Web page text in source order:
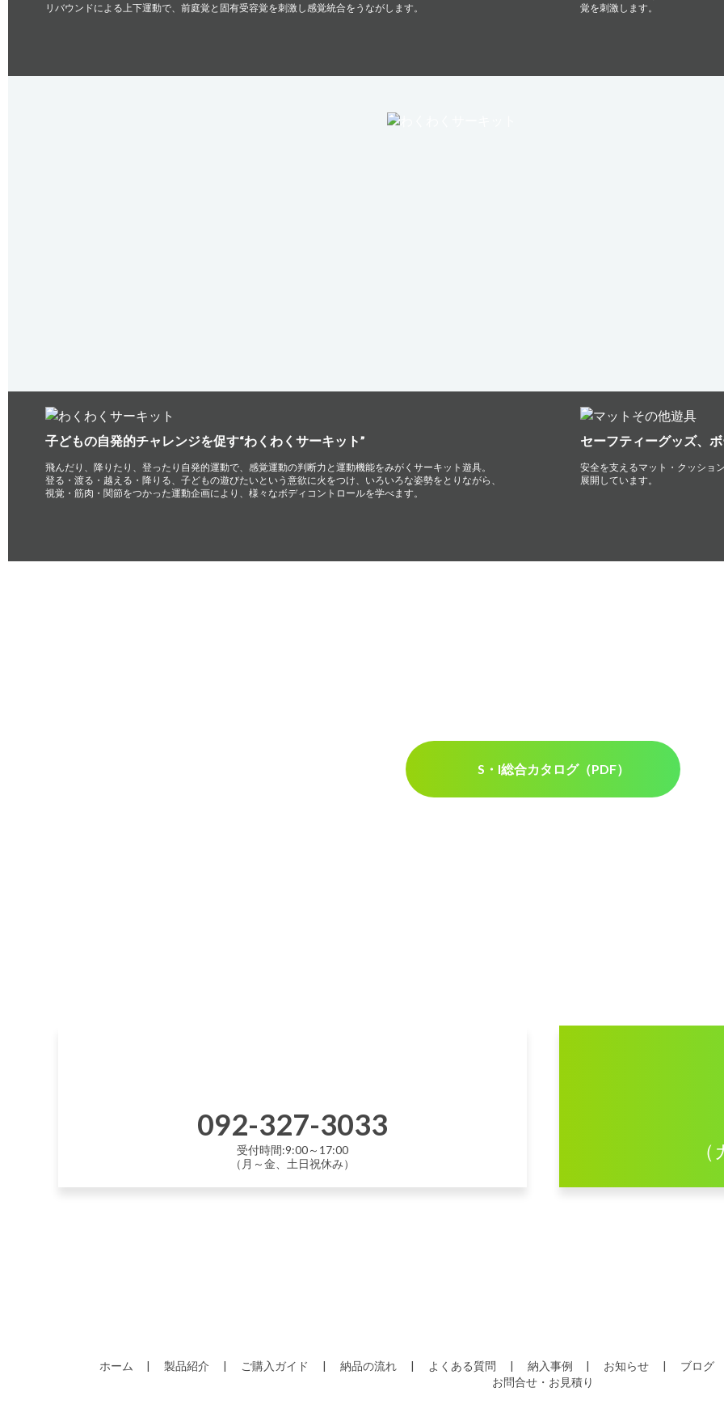
リバウンドによる上下運動で、前庭覚と固有受容覚を刺激し感覚統合をうながします。
覚を刺激します。
子どもの自発的チャレンジを促す“わくわくサーキット”
飛んだり、降りたり、登ったり自発的運動で、感覚運動の判断力と運動機能をみがくサーキット遊具。
登る・渡る・越える・降りる、子どもの遊びたいという意欲に火をつけ、いろいろな姿勢をとりながら、
視覚・筋肉・関節をつかった運動企画により、様々なボディコントロールを学べます。
セーフティーグッズ、
安全を支えるマット・クッショ
展開しています。
S・I総合カタログ（PDF）
092-327-3033
受付時間:9:00～17:00
（月～金、土日祝休み）
ホーム 製品紹介 ご購入ガイド 納品の流れ よくある質問 納入事例 お知らせ ブログ
お問合せ・お見積り